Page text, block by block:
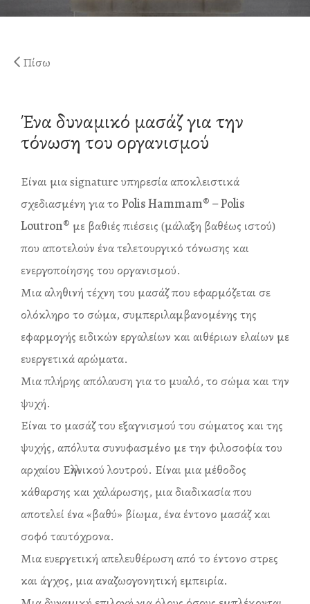
Ηράκλειο Λουτρό
Special
Λουτρό Απολέπισης
Λουτρό Σαπουνιού
Diana’s Body
VIP Χαμάμ – Λουτρό
Άναξ Μάλαξη
Πίσω
Ένα δυναμικό μασάζ για την
τόνωση του οργανισμού
Είναι μια signature υπηρεσία αποκλειστικά
σχεδιασμένη για το Polis Hammam®️ – Polis
Loutron® με βαθιές πιέσεις (μάλαξη βαθέως ιστού)
που αποτελούν ένα τελετουργικό τόνωσης και
ενεργοποίησης του οργανισμού.
Μια αληθινή τέχνη του μασάζ που εφαρμόζεται σε
ολόκληρο το σώμα, συμπεριλαμβανομένης της
εφαρμογής ειδικών εργαλείων και αιθέριων ελαίων με
ευεργετικά αρώματα.
Μια πλήρης απόλαυση για το μυαλό, το σώμα και την
ψυχή.
Είναι το μασάζ του εξαγνισμού του σώματος και της
ψυχής, απόλυτα συνυφασμένο με την φιλοσοφία του
αρχαίου Ελληνικού λουτρού. Είναι μια μέθοδος
κάθαρσης και χαλάρωσης, μια διαδικασία που
αποτελεί ένα «βαθύ» βίωμα, ένα έντονο μασάζ και
σοφό ταυτόχρονα.
Μια ευεργετική απελευθέρωση από το έντονο στρες
και άγχος, μια αναζωογονητική εμπειρία.